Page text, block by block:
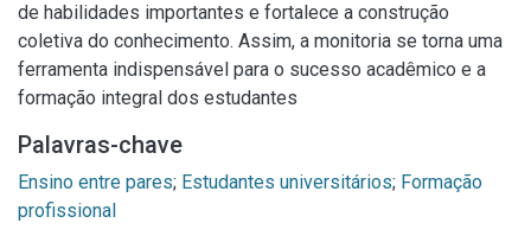
de habilidades importantes e fortalece a construção
coletiva do conhecimento. Assim, a monitoria se torna uma
ferramenta indispensável para o sucesso acadêmico e a
formação integral dos estudantes
Palavras-chave
Ensino entre pares; Estudantes universitários; Formação
profissional